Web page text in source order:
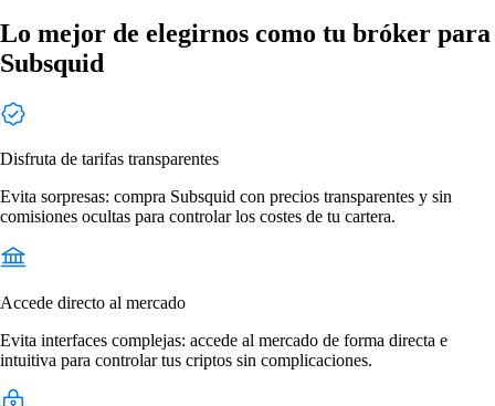
Lo mejor de elegirnos como tu bróker para
Subsquid
Disfruta de tarifas transparentes
Evita sorpresas: compra Subsquid con precios transparentes y sin
comisiones ocultas para controlar los costes de tu cartera.
Accede directo al mercado
Evita interfaces complejas: accede al mercado de forma directa e
intuitiva para controlar tus criptos sin complicaciones.